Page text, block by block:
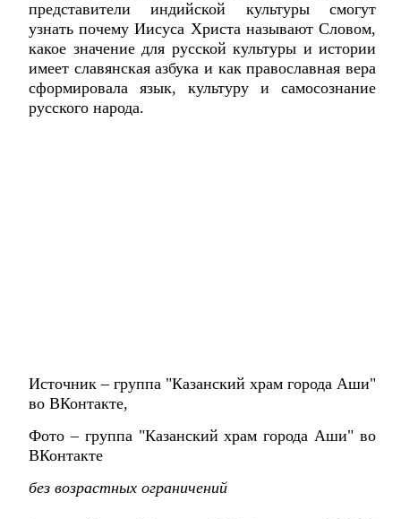
представители индийской культуры смогут
узнать почему Иисуса Христа называют Словом,
какое значение для русской культуры и истории
имеет славянская азбука и как православная вера
сформировала язык, культуру и самосознание
русского народа.
Источник – группа "Казанский храм города Аши"
во ВКонтакте,
Фото – группа "Казанский храм города Аши" во
ВКонтакте
без возрастных ограничений